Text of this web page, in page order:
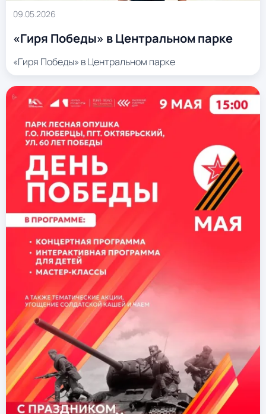
09.05.2026
«Гиря Победы» в Центральном парке
«Гиря Победы» в Центральном парке